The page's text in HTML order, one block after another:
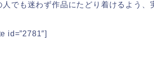
人でも迷わず作品にたどり着けるよう、
id=”2781″]